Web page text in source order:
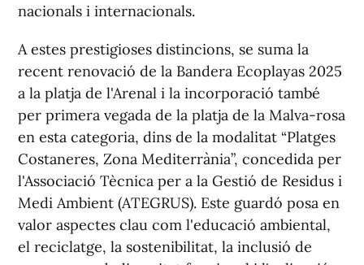
nacionals i internacionals.
A estes prestigioses distincions, se suma la
recent renovació de la Bandera Ecoplayas 2025
a la platja de l'Arenal i la incorporació també
per primera vegada de la platja de la Malva-rosa
en esta categoria, dins de la modalitat “Platges
Costaneres, Zona Mediterrània”, concedida per
l'Associació Tècnica per a la Gestió de Residus i
Medi Ambient (ATEGRUS). Este guardó posa en
valor aspectes clau com l'educació ambiental,
el reciclatge, la sostenibilitat, la inclusió de